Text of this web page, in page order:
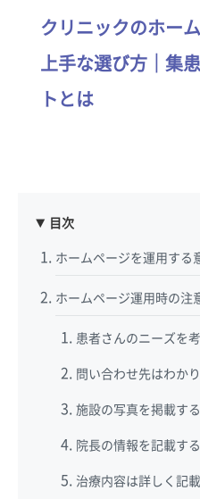
クリニックのホー
上手な選び方｜集
トとは
目次
ホームページを運用する
ホームページ運用時の注
患者さんのニーズを
問い合わせ先はわか
施設の写真を掲載する
院長の情報を記載する
治療内容は詳しく記